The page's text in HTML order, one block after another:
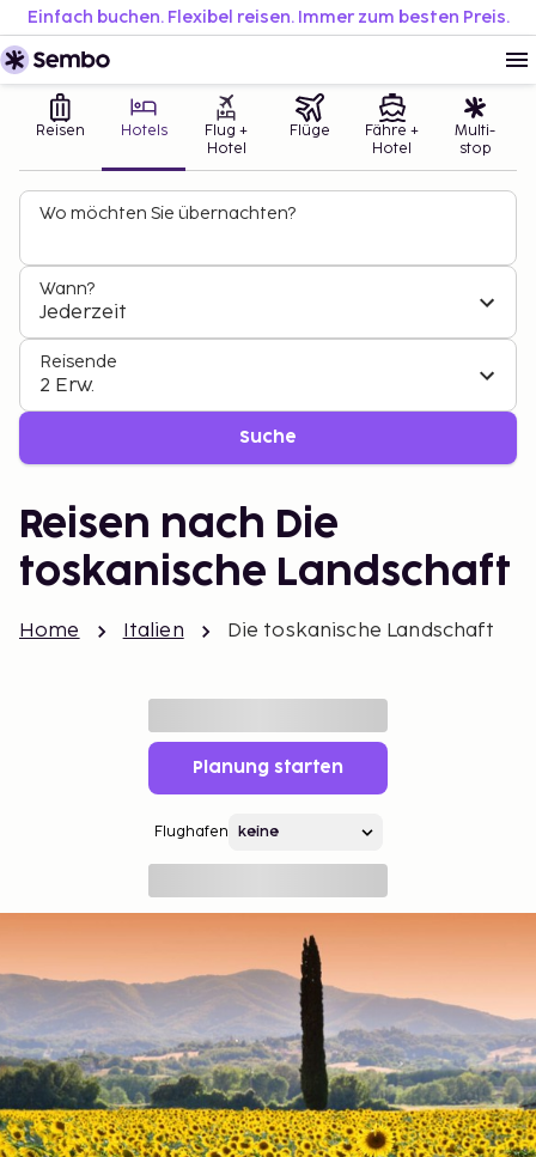
Einfach buchen. Flexibel reisen. Immer zum besten Preis.
Reisen Hotels
Flug +
Hotel
Flüge
Fähre +
Hotel
Multi-
stop
Wo möchten Sie übernachten?
Wann?
Jederzeit
Reisende
2 Erw.
Suche
Reisen nach Die
toskanische Landschaft
Home Italien Die toskanische Landschaft
Planung starten
Flughafen